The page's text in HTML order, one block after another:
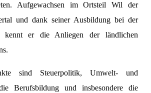
Aufgewachsen im Ortsteil Wil der
und dank seiner Ausbildung bei der
kennt er die Anliegen der ländlichen
sind Steuerpolitik, Umwelt- und
Berufsbildung und insbesondere die